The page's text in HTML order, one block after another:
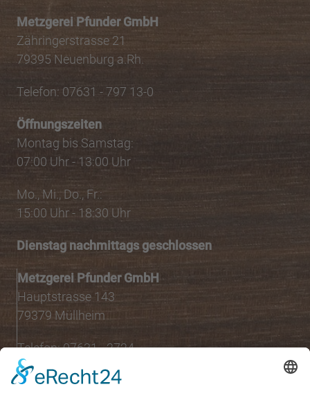
Metzgerei Pfunder GmbH
Zähringerstrasse 21
79395 Neuenburg a.Rh.
Telefon: 07631 - 797 13-0
Öffnungszeiten
Montag bis Samstag:
07:00 Uhr - 13:00 Uhr
Mo., Mi., Do., Fr.:
15:00 Uhr - 18:30 Uhr
Dienstag nachmittags geschlossen
Metzgerei Pfunder GmbH
Hauptstrasse 143
79379 Müllheim
Telefon: 07631 - 2724
Öffnungszeiten